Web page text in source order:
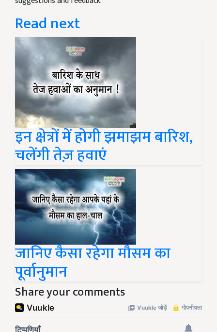
Read next
इन क्षेत्रों में होगी झमाझम बारिश,
चलेंगी तेज़ हवाएं
जानिए कैसा रहेगा मौसम का
पूर्वानुमान
Share your comments